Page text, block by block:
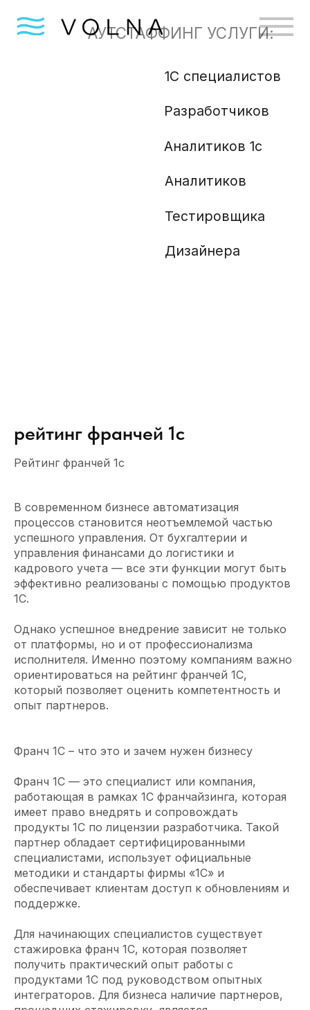
Разработчиков
Аналитиков 1с
Тестировщика
Дизайнера
АУТСТАФФИНГ УСЛУГИ:
рейтинг франчей 1с
Рейтинг франчей 1с
В современном бизнесе автоматизация
процессов становится неотъемлемой частью
успешного управления. От бухгалтерии и
управления финансами до логистики и
кадрового учета — все эти функции могут быть
эффективно реализованы с помощью продуктов
1С.
Однако успешное внедрение зависит не только
от платформы, но и от профессионализма
исполнителя. Именно поэтому компаниям важно
ориентироваться на рейтинг франчей 1С,
который позволяет оценить компетентность и
опыт партнеров.
Франч 1С – что это и зачем нужен бизнесу
Франч 1С — это специалист или компания,
работающая в рамках 1С франчайзинга, которая
имеет право внедрять и сопровождать
продукты 1С по лицензии разработчика. Такой
партнер обладает сертифицированными
специалистами, использует официальные
методики и стандарты фирмы «1С» и
обеспечивает клиентам доступ к обновлениям и
поддержке.
Для начинающих специалистов существует
стажировка франч 1С, которая позволяет
получить практический опыт работы с
продуктами 1С под руководством опытных
интеграторов. Для бизнеса наличие партнеров,